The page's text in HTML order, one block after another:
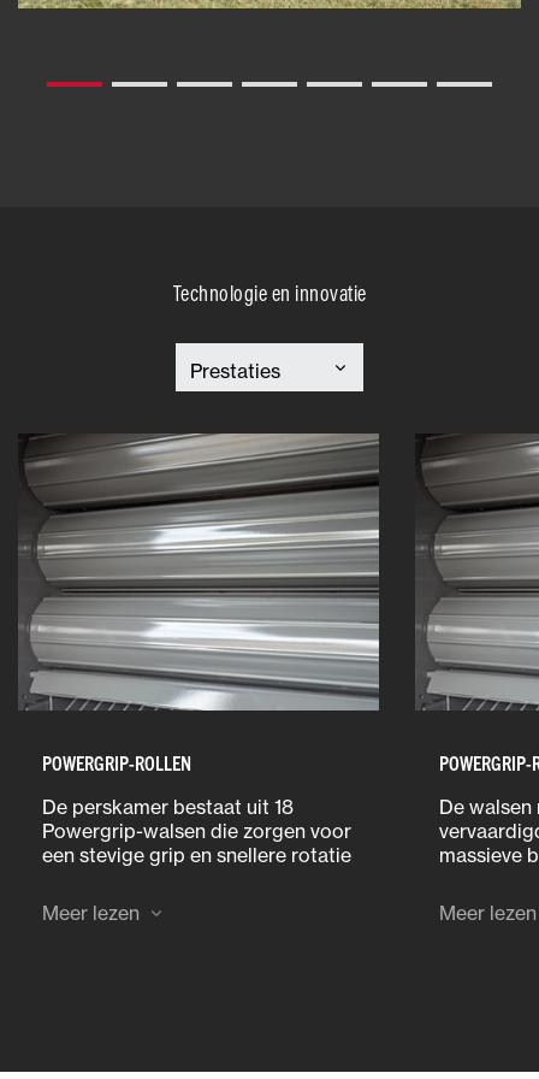
Technologie en innovatie
POWERGRIP-ROLLEN
De perskamer bestaat uit 18
Powergrip-walsen die zorgen voor
een stevige grip en snellere rotatie
dichtheid en betere baalvorm.
Meer lezen
POWERGRIP-
De walsen
massieve
prestaties
bekend
Meer lezen